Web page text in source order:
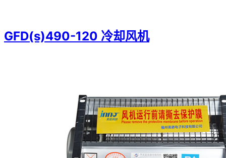
GFD(s)490-120 冷却风机